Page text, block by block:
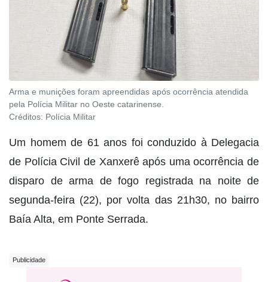
Arma e munições foram apreendidas após ocorrência atendida
pela Polícia Militar no Oeste catarinense.
Créditos: Polícia Militar
Um homem de 61 anos foi conduzido à Delegacia
de Polícia Civil de Xanxerê após uma ocorrência de
disparo de arma de fogo registrada na noite de
segunda-feira (22), por volta das 21h30, no bairro
Baía Alta, em Ponte Serrada.